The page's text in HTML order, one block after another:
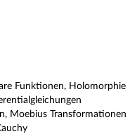
Funktionen, Holomorphie
Moebius Transformationen